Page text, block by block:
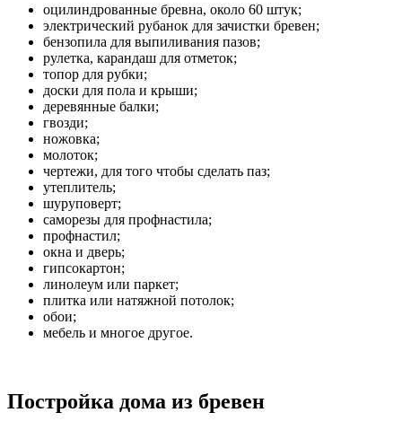
оцилиндрованные бревна, около 60 штук;
электрический рубанок для зачистки бревен;
бензопила для выпиливания пазов;
рулетка, карандаш для отметок;
топор для рубки;
доски для пола и крыши;
деревянные балки;
гвозди;
ножовка;
молоток;
чертежи, для того чтобы сделать паз;
утеплитель;
шуруповерт;
саморезы для профнастила;
профнастил;
окна и дверь;
гипсокартон;
линолеум или паркет;
плитка или натяжной потолок;
обои;
мебель и многое другое.
Постройка дома из бревен